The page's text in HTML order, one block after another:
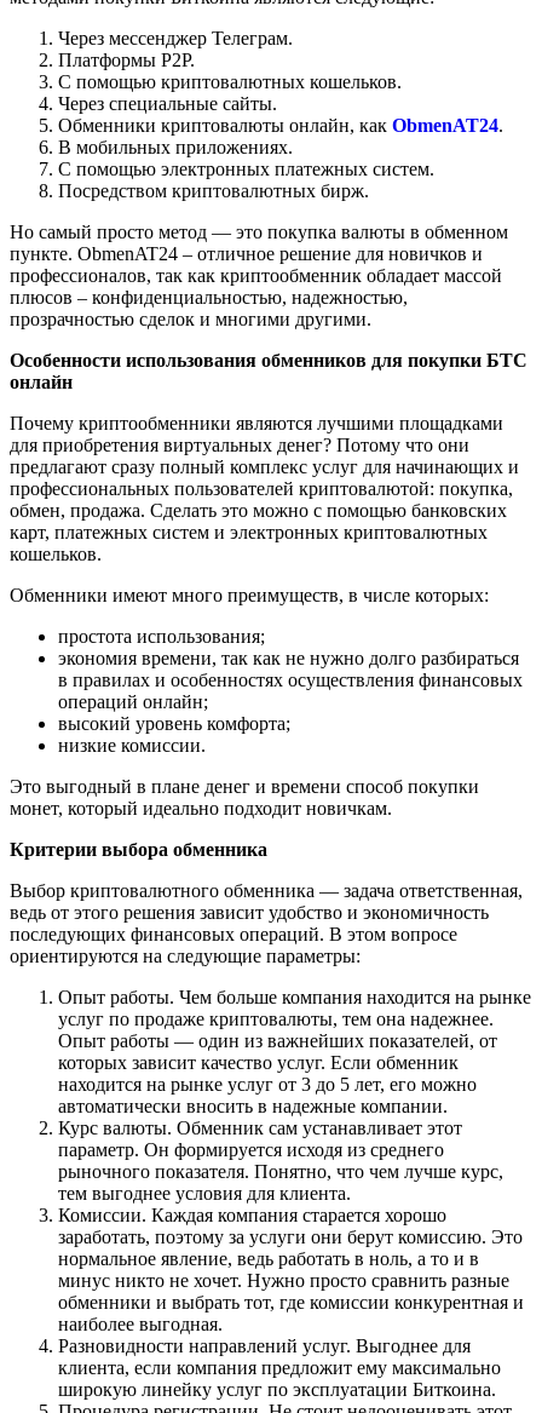
Через мессенджер Телеграм.
Платформы P2P.
С помощью криптовалютных кошельков.
Через специальные сайты.
Обменники криптовалюты онлайн, как ObmenAT24.
В мобильных приложениях.
С помощью электронных платежных систем.
Посредством криптовалютных бирж.
Но самый просто метод — это покупка валюты в обменном
пункте. ObmenAT24 – отличное решение для новичков и
профессионалов, так как криптообменник обладает массой
плюсов – конфиденциальностью, надежностью,
прозрачностью сделок и многими другими.
Особенности использования обменников для покупки БТС
онлайн
Почему криптообменники являются лучшими площадками
для приобретения виртуальных денег? Потому что они
предлагают сразу полный комплекс услуг для начинающих и
профессиональных пользователей криптовалютой: покупка,
обмен, продажа. Сделать это можно с помощью банковских
карт, платежных систем и электронных криптовалютных
кошельков.
Обменники имеют много преимуществ, в числе которых:
простота использования;
экономия времени, так как не нужно долго разбираться
в правилах и особенностях осуществления финансовых
операций онлайн;
высокий уровень комфорта;
низкие комиссии.
Это выгодный в плане денег и времени способ покупки
монет, который идеально подходит новичкам.
Критерии выбора обменника
Выбор криптовалютного обменника — задача ответственная,
ведь от этого решения зависит удобство и экономичность
последующих финансовых операций. В этом вопросе
ориентируются на следующие параметры:
Опыт работы. Чем больше компания находится на рынке
услуг по продаже криптовалюты, тем она надежнее.
Опыт работы — один из важнейших показателей, от
которых зависит качество услуг. Если обменник
находится на рынке услуг от 3 до 5 лет, его можно
автоматически вносить в надежные компании.
Курс валюты. Обменник сам устанавливает этот
параметр. Он формируется исходя из среднего
рыночного показателя. Понятно, что чем лучше курс,
тем выгоднее условия для клиента.
Комиссии. Каждая компания старается хорошо
заработать, поэтому за услуги они берут комиссию. Это
нормальное явление, ведь работать в ноль, а то и в
минус никто не хочет. Нужно просто сравнить разные
обменники и выбрать тот, где комиссии конкурентная и
наиболее выгодная.
Разновидности направлений услуг. Выгоднее для
клиента, если компания предложит ему максимально
широкую линейку услуг по эксплуатации Биткоина.